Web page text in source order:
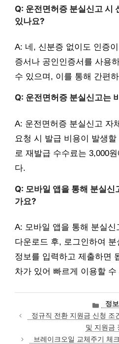
Q: 운전면허증 분실신고 시
있나요?
A: 네, 신분증 없이도 인증
증서나 공인인증서를 사용
수 있으며, 이를 통해 간편
Q: 운전면허증 분실신고는
A: 운전면허증 분실신고 자
요청 시 발급 비용이 발생
로 재발급 수수료는 3,000
다.
Q: 모바일 앱을 통해 분실신
가요?
A: 모바일 앱을 통해 분실
다운로드 후, 로그인하여
정보를 입력하고 제출하면
차가 있어 빠르게 이용할 수
카
테
고
리
정보
정규직 전환 지원금 신청 조
및 지원금
브레이크오일 교체주기 체